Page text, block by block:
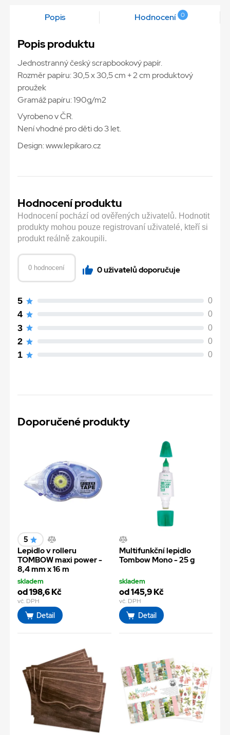
Popis Hodnocení 0
Popis produktu
Jednostranný český scrapbookový papír.
Rozměr papíru: 30,5 x 30,5 cm + 2 cm produktový
proužek
Gramáž papíru: 190g/m2
Vyrobeno v ČR.
Není vhodné pro děti do 3 let.
Design: www.lepikaro.cz
Hodnocení produktu
Hodnocení pochází od ověřených uživatelů. Hodnotit
produkty mohou pouze registrovaní uživatelé, kteří si
produkt reálně zakoupili.
0 hodnocení 0 uživatelů doporučuje
5 0
4 0
3 0
2 0
1 0
Doporučené produkty
5
Lepidlo v rolleru
TOMBOW maxi power -
8,4 mm x 16 m
skladem
od 198,6 Kč
vč. DPH
Detail
Multifunkční lepidlo
Tombow Mono - 25 g
skladem
od 145,9 Kč
vč. DPH
Detail